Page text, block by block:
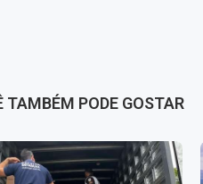
TAMBÉM PODE GOSTAR